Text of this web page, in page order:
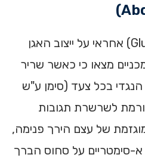
שריר זה (Gluteus Medius) אחראי על ייצוב האגן
מצאו כי כאשר שריר
בכל צעד (סימן ע"ש
לשרשרת תגובות
של עצם הירך פנימה,
סימטריים על סחוס הברך